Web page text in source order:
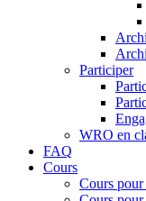
Participer
WRO en
FAQ
Cours
Cours pour